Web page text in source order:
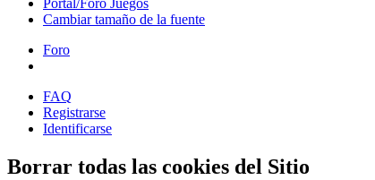
Portal/Foro Juegos
Cambiar tamaño de la fuente
Foro
FAQ
Registrarse
Identificarse
Borrar todas las cookies del Sitio